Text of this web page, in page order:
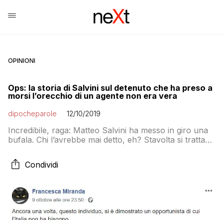
OPINIONI
Ops: la storia di Salvini sul detenuto che ha preso a
morsi l’orecchio di un agente non era vera
dipocheparole 12/10/2019
Incredibile, raga: Matteo Salvini ha messo in giro una
bufala. Chi l’avrebbe mai detto, eh? Stavolta si tratta
un agente di polizia penitenziaria raccontata a
DiMartedì per evitare di rispondere alle domande sul
della polizia penitenziaria preso a […]
Condividi